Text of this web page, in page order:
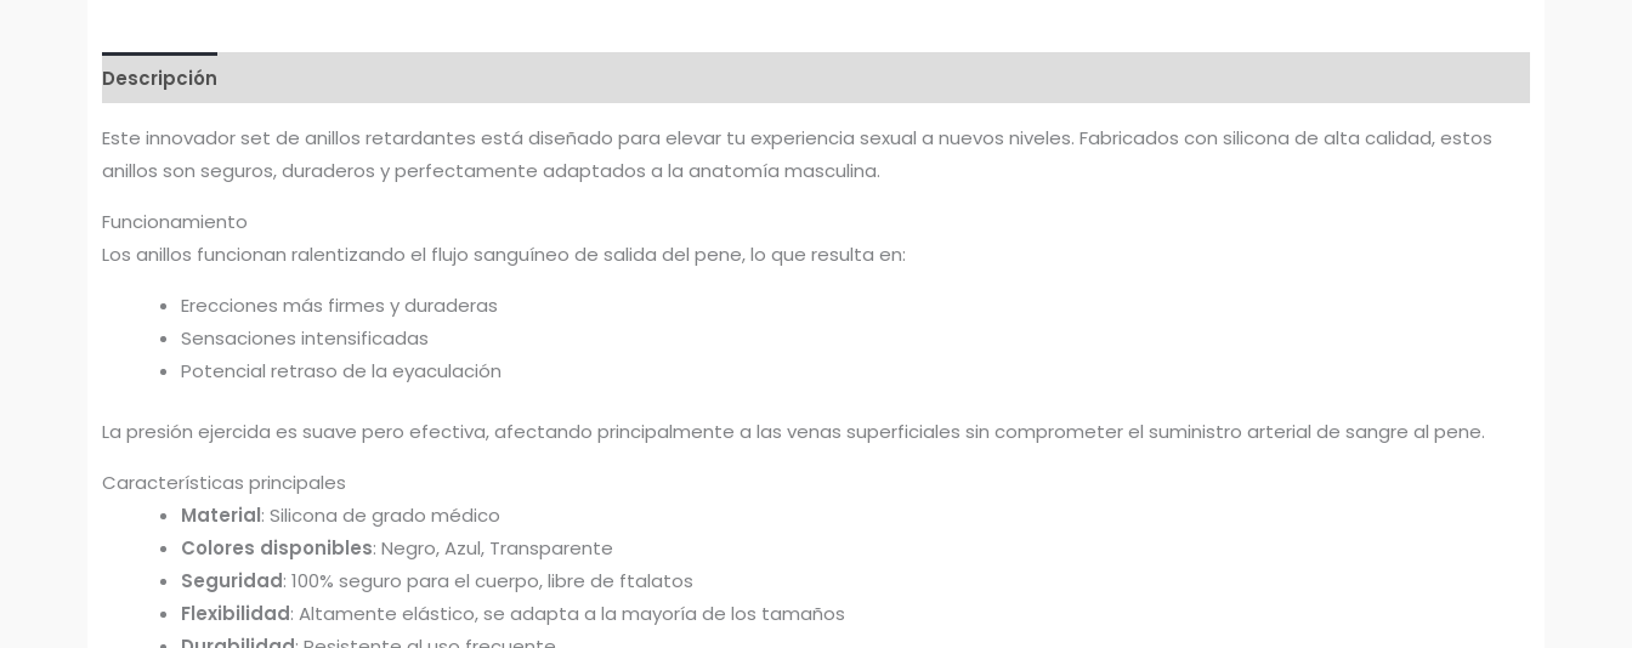
Descripción
Este innovador set de anillos retardantes está diseñado para elevar tu experiencia sexual a nuevos niveles. Fabricados con silicona de alta calidad, estos
anillos son seguros, duraderos y perfectamente adaptados a la anatomía masculina.
Funcionamiento
Los anillos funcionan ralentizando el flujo sanguíneo de salida del pene, lo que resulta en:
Erecciones más firmes y duraderas
Sensaciones intensificadas
Potencial retraso de la eyaculación
La presión ejercida es suave pero efectiva, afectando principalmente a las venas superficiales sin comprometer el suministro arterial de sangre al pene.
Características principales
Material: Silicona de grado médico
Colores disponibles: Negro, Azul, Transparente
Seguridad: 100% seguro para el cuerpo, libre de ftalatos
Flexibilidad: Altamente elástico, se adapta a la mayoría de los tamaños